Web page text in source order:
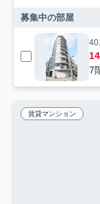
募集中の部屋
7
賃貸マンション